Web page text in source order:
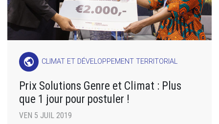
public CLIMAT ET DÉVELOPPEMENT TERRITORIAL
Prix Solutions Genre et Climat : Plus
que 1 jour pour postuler !
VEN 5 JUIL 2019